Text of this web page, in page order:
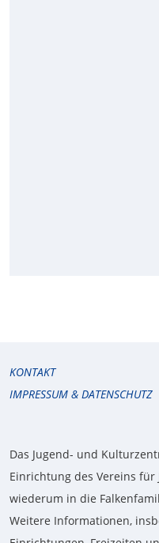
KONTAKT
IMPRESSUM & DATENSCHUTZ
Das Jugend- und
Einrichtung des Vereins für
wiederum in die
Weitere Informationen,